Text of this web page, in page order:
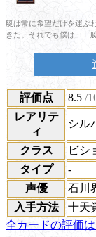
艇は常に希望だけを運ぶ
きた。それでも僕は……
評価点 8.5 /
レアリテ
ィ
シル
クラス
ビシ
タイプ
-
声優
石川
入手方法
十天
全カードの評価